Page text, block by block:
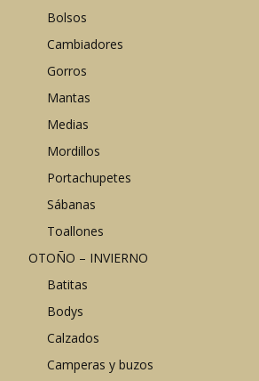
Bolsos
Cambiadores
Gorros
Mantas
Medias
Mordillos
Portachupetes
Sábanas
Toallones
OTOÑO – INVIERNO
Batitas
Bodys
Calzados
Camperas y buzos